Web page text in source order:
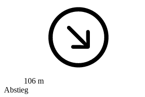
106 m
Abstieg